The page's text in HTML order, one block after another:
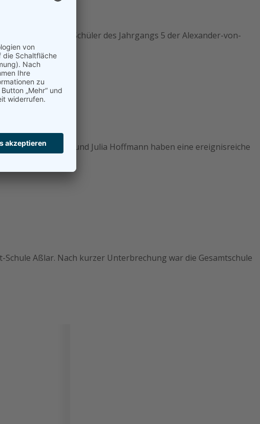
und Schüler des Jahrgangs 5 der Alexander-von-
Karsten Weber und Julia Hoffmann haben eine ereignisreiche
Aßlar. Nach kurzer Unterbrechung war die Gesamtschule